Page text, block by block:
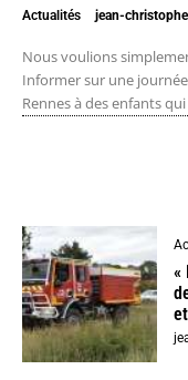
Actualités jean-
Nous voulions
Informer sur une
Rennes à des enfants qui
«